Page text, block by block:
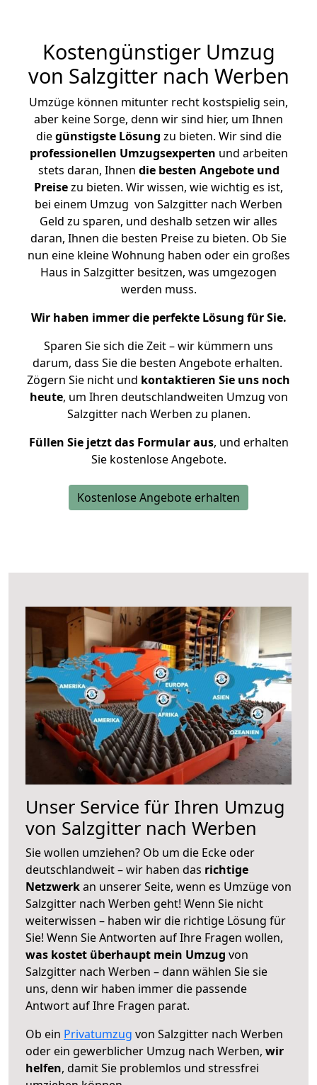
Kostengünstiger Umzug
von Salzgitter nach Werben
Umzüge können mitunter recht kostspielig sein,
aber keine Sorge, denn wir sind hier, um Ihnen
diegünstigste Lösung zu bieten. Wir sind die
professionellen Umzugsexperten und arbeiten
stets daran, Ihnen die besten Angebote und
Preisezu bieten. Wir wissen, wie wichtig es ist,
bei einem Umzug von Salzgitter nach Werben
Geld zu sparen, und deshalb setzen wir alles
daran, Ihnen die besten Preise zu bieten. Ob Sie
nun eine kleine Wohnung haben oder ein großes
Haus in Salzgitter besitzen, was umgezogen
werden muss.
Wir haben immer die perfekte Lösung für Sie.
Sparen Sie sich die Zeit – wir kümmern uns
darum, dass Sie die besten Angebote erhalten.
Zögern Sie nicht und kontaktieren Sie uns noch
heute, um Ihren deutschlandweiten Umzug von
Salzgitter nach Werben zu planen.
Füllen Sie jetzt das Formular aus, und erhalten
Sie kostenlose Angebote.
Kostenlose Angebote erhalten
Unser Service für Ihren Umzug
von Salzgitter nach Werben
Sie wollen umziehen? Ob um die Ecke oder
deutschlandweit – wir haben das richtige
Netzwerkan unserer Seite, wenn es Umzüge von
Salzgitter nach Werben geht! Wenn Sie nicht
weiterwissen – haben wir die richtige Lösung für
Sie! Wenn Sie Antworten auf Ihre Fragen wollen,
was kostet überhaupt mein Umzug von
Salzgitter nach Werben – dann wählen Sie sie
uns, denn wir haben immer die passende
Antwort auf Ihre Fragen parat.
Ob ein Privatumzug von Salzgitter nach Werben
oder ein gewerblicher Umzug nach Werben, wir
helfen, damit Sie problemlos und stressfrei